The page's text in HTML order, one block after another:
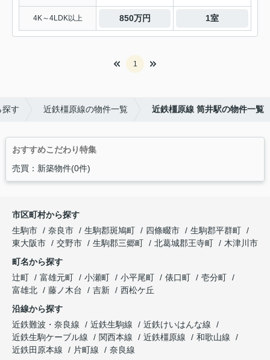
4K～4LDK以上 850万円 1室
1
探す 近鉄橿原線の物件一覧 近鉄橿原線 筒井駅の物件一覧
おすすめこだわり特集
売買：新築物件(0件)
市区町村から探す
生駒市
奈良市 生駒郡斑鳩町 四條畷市
生駒郡平群町
東大阪市
交野市 生駒郡三郷町 北葛城郡王寺町
木津川市
町名から探す
辻町
富雄元町 小瀬町 小平尾町 俵口町
壱分町
富雄北
藤ノ木台 吉新
西松ケ丘
沿線から探す
近鉄難波・奈良線
近鉄生駒線
近鉄けいはんな線
近鉄生駒ケーブル線
関西本線 近鉄橿原線
和歌山線
近鉄田原本線
片町線
奈良線